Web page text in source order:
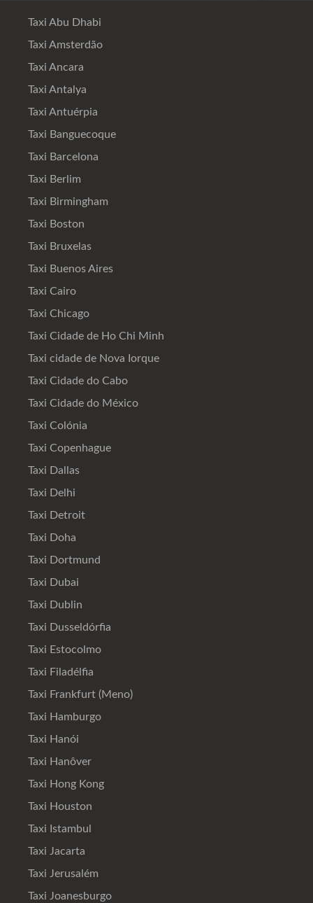
Taxi Abu Dhabi
Taxi Amsterdão
Taxi Ancara
Taxi Antalya
Taxi Antuérpia
Taxi Banguecoque
Taxi Barcelona
Taxi Berlim
Taxi Birmingham
Taxi Boston
Taxi Bruxelas
Taxi Buenos Aires
Taxi Cairo
Taxi Chicago
Taxi Cidade de Ho Chi Minh
Taxi cidade de Nova Iorque
Taxi Cidade do Cabo
Taxi Cidade do México
Taxi Colónia
Taxi Copenhague
Taxi Dallas
Taxi Delhi
Taxi Detroit
Taxi Doha
Taxi Dortmund
Taxi Dubai
Taxi Dublin
Taxi Dusseldórfia
Taxi Estocolmo
Taxi Filadélfia
Taxi Frankfurt (Meno)
Taxi Hamburgo
Taxi Hanói
Taxi Hanôver
Taxi Hong Kong
Taxi Houston
Taxi Istambul
Taxi Jacarta
Taxi Jerusalém
Taxi Joanesburgo